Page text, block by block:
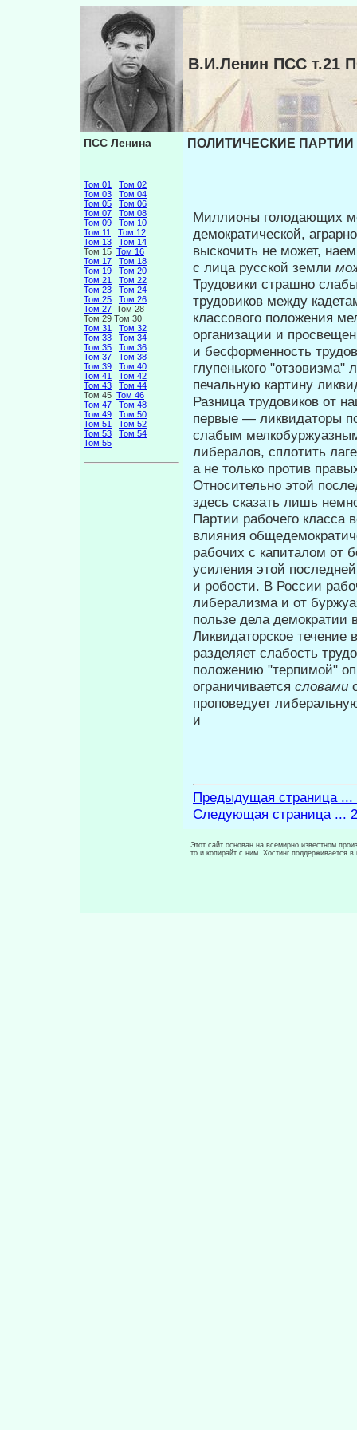
В.И.Ленин ПСС
ПСС Ленина
Том 01
Том 02
Том 03
Том 04
Том 05
Том 06
Том 07
Том 08
Том 09
Том 10
Том 11
Том 12
Том 13
Том 14
Том 15 Том 16
Том 17
Том 18
Том 19
Том 20
Том 21
Том 22
Том 23
Том 24
Том 25
Том 26
Том 27 Том 28
Том 29 Том 30
Том 31
Том 32
Том 33
Том 34
Том 35
Том 36
Том 37
Том 38
Том 39
Том 40
Том 41
Том 42
Том 43
Том 44
Том 45 Том 46
Том 47
Том 48
Том 49
Том 50
Том 51
Том 52
Том 53
Том 54
Том 55
ПОЛИТИЧЕСКИЕ ПАРТИИ
Миллионы голодающих
демокра­тической,
выскочить не может,
с лица русской земли
Трудовики страшно
трудо­виков между
классового по­ложения
организации и
и бесформенность
глупенького
печальную картину
Разница трудовиков от
первые — ликвидаторы
слабым
либералов, сплотить
а не только против
Относительно этой
здесь сказать лишь
Партии рабочего класса
влия­ния
рабочих с капиталом
усиления этой
и робости. В России
либерализма и от
пользе дела демократии
Ликвидаторское
раз­деляет слабость
положению "терпимой"
ограничивается словами
проповедует
и
Предыдущая страница ...
Следующая страница ...
Этот сайт основан на всемирно известном
то и копирайт с ним. Хостинг поддерживается